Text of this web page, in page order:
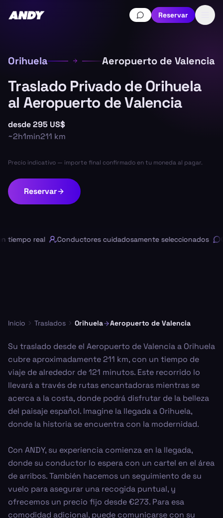
Reservar
Orihuela Aeropuerto de Valencia
Traslado Privado de Orihuela
al Aeropuerto de Valencia
desde295 US$
~2h1min211 km
Precio indicativo — importe final confirmado en tu moneda al pagar.
Reservar
real Conductores cuidadosamente seleccionados
Inicio Traslados Orihuela Aeropuerto de Valencia
Su traslado desde el Aeropuerto de Valencia a Orihuela
cubre aproximadamente 211 km, con un tiempo de
viaje de alrededor de 121 minutos. Este recorrido lo
llevará a través de rutas encantadoras mientras se
acerca a la costa, donde podrá disfrutar de la belleza
del paisaje español. Imagine la llegada a Orihuela,
donde la historia se encuentra con la modernidad.
Con ANDY, su experiencia comienza en la llegada,
donde su conductor lo espera con un cartel en el área
de arribos. También hacemos un seguimiento de su
vuelo para asegurar una recogida puntual, y
ofrecemos un precio fijo desde €273. Para esa
comodidad adicional, puede comunicarse con su